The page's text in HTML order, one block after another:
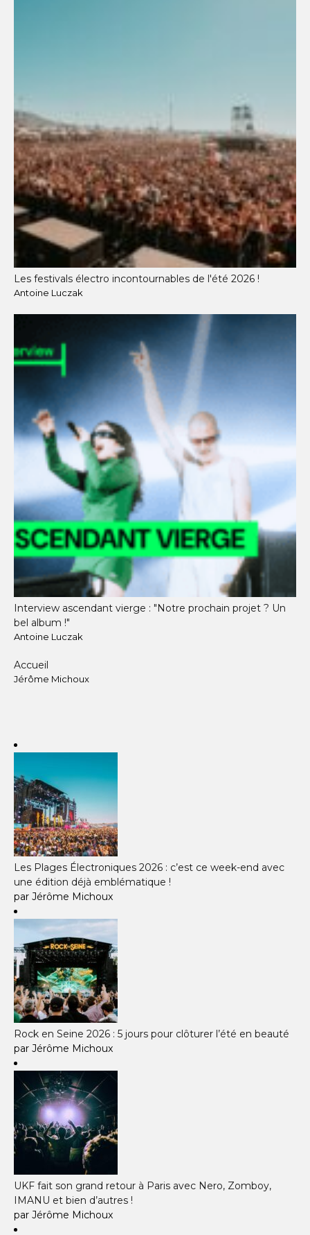
Les festivals électro incontournables de l'été 2026 !
Antoine Luczak
Interview ascendant vierge : "Notre prochain projet ? Un
bel album !"
Antoine Luczak
Accueil
Jérôme Michoux
Les Plages Électroniques 2026 : c’est ce week-end avec
une édition déjà emblématique !
par Jérôme Michoux
Rock en Seine 2026 : 5 jours pour clôturer l’été en beauté
par Jérôme Michoux
UKF fait son grand retour à Paris avec Nero, Zomboy,
IMANU et bien d’autres !
par Jérôme Michoux